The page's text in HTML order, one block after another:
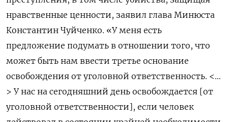
нравственные ценности, заявил глава Минюста
Константин Чуйченко. «У меня есть
предложение подумать в отношении того, что
может быть нам ввести третье основание
освобождения от уголовной ответственность. <…
> У нас на сегодняшний день освобождается [от
уголовной ответственности], если человек